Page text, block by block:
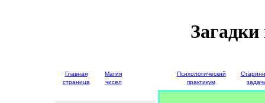
Главная
страница
Магия
чисел
Психологический
практикум